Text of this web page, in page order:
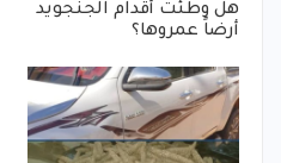
هل وطئت أقدام الجنجويد
أرضاً عمروها؟